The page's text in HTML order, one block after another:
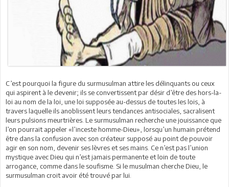
C’est pourquoi la figure du surmusulman attire les délinquants ou ceux
qui aspirent à le devenir; ils se convertissent par désir d’être des hors-la-
loi au nom de la loi, une loi supposée au-dessus de toutes les lois, à
travers laquelle ils anoblissent leurs tendances antisociales, sacralisent
leurs pulsions meurtrières. Le surmusulman recherche une jouissance que
l’on pourrait appeler «l’inceste homme-Dieu», lorsqu’un humain prétend
être dans la confusion avec son créateur supposé au point de pouvoir
agir en son nom, devenir ses lèvres et ses mains. Ce n’est pas l’union
mystique avec Dieu qui n’est jamais permanente et loin de toute
arrogance, comme dans le soufisme. Si le musulman cherche Dieu, le
surmusulman croit avoir été trouvé par lui.